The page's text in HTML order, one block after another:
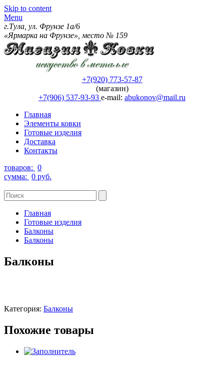
Skip to content
Menu
г.Тула, ул. Фрунзе 1а/6
«Ярмарка на Фрунзе», место № 159
+7(920) 773-57-87
(магазин)
+7(906) 537-93-93 e-mail: abukonov@mail.ru
Главная
Элементы ковки
Готовые изделия
Доставка
Контакты
товаров: 0
сумма: 0 руб.
Главная
Готовые изделия
Балконы
Балконы
Балконы
Категория: Балконы
Похожие товары